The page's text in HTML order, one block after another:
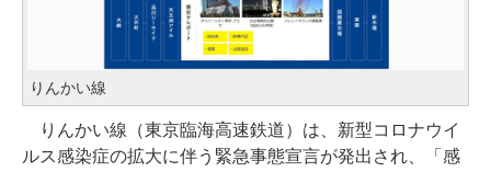
りんかい線
りんかい線（東京臨海高速鉄道）は、新型コロナウイ
ルス感染症の拡大に伴う緊急事態宣言が発出され、「感